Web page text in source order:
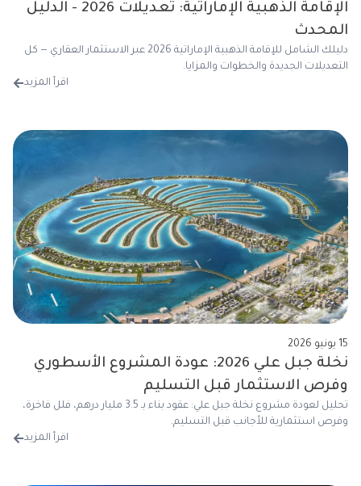
الإقامة الذهبية الإماراتية: تعديلات 2026 - الدليل
المحدث
دليلك الشامل للإقامة الذهبية الإماراتية 2026 عبر الاستثمار العقاري — كل
التعديلات الجديدة والخطوات والمزايا.
اقرأ المزيد
15 يونيو 2026
نخلة جبل علي 2026: عودة المشروع الأسطوري
وفرص الاستثمار قبل التسليم
تحليل لعودة مشروع نخلة جبل علي: عقود بناء بـ 3.5 مليار درهم، فلل فاخرة،
وفرص استثمارية للأجانب قبل التسليم.
اقرأ المزيد